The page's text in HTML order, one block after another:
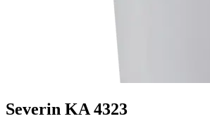
Severin KA 4323